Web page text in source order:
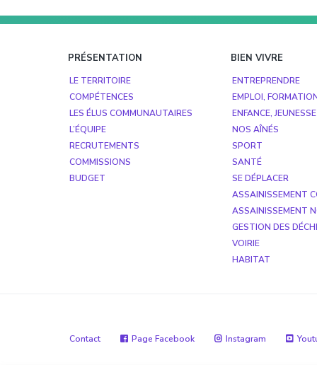
Footer
PRÉSENTATION
LE TERRITOIRE
COMPÉTENCES
LES ÉLUS COMMUNAUTAIRES
L’ÉQUIPE
RECRUTEMENTS
COMMISSIONS
BUDGET
BIEN VIVRE
ENTREPRENDRE
EMPLOI,
ENFANCE, JEUNESSE
NOS AÎNÉS
SPORT
SANTÉ
SE DÉPLACER
ASSAINISSEMENT
ASSAINISSEMENT
GESTION DES
VOIRIE
HABITAT
Contact Page Facebook Instagram